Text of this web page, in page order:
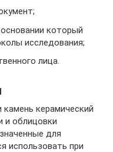
который
исследования;
лица.
керамический
и облицовки
для
использовать при